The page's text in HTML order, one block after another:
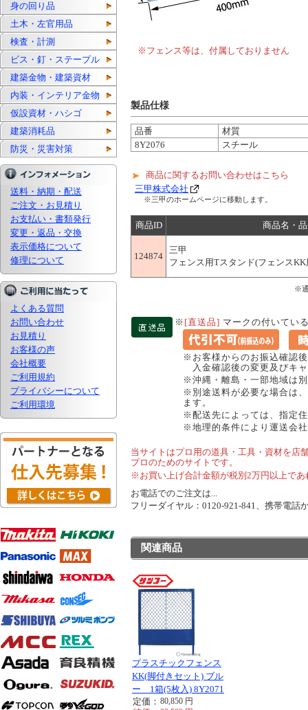
身の回り品
土木・左官用品
検査・計測
ビス・釘・ステープル
建築金物・建築資材
内装・インテリア金物
仮設資材・ハシゴ
建築消耗品
防災・災害対策
送料・納期・配送
ご注文・お見積り
お支払い・書類発行
変更・返品・交換
表示価格について
修理について
よくある質問
お問い合わせ
お見積り
お客様の声
会社概要
ご利用規約
プライバシーについて
ご利用環境
※フェンス等は、付属しておりません
製品仕様
品番
材質
8Y2076
スチール
商品に関するお問い合わせはこちら
三甲株式会社
※三甲のホームページに移動します。
商品ID 商品名・
124874
三甲
フェンス用Tスタンド(フェンス
※
※ [直送品] マークの付いてい
※お客様からのお振込確認
入金確認後の変更及びキ
※沖縄・離島・一部地域は
※別途送料が必要な場合は
ます。
※配送先によっては、指定
※地理的条件により運送会
当サイトはプロ用の道具・工具・資材を店
プロのためのサイトです。
※お買い上げ合計金額が税別2万円以上で
お電話でのご注文は...
フリーダイヤル：0120-921-841、携帯電
関連商品
プラスチックフェンス
KK(脚付きセット) ブル
ー 1箱(5枚入) 8Y2071
定価： 80,850 円